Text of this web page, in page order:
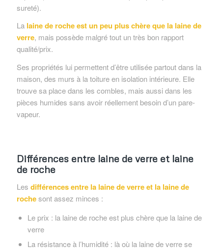
sureté).
La laine de roche est un peu plus chère que la laine de
verre, mais possède malgré tout un très bon rapport
qualité/prix.
Ses propriétés lui permettent d’être utilisée partout dans la
maison, des murs à la toiture en isolation intérieure. Elle
trouve sa place dans les combles, mais aussi dans les
pièces humides sans avoir réellement besoin d’un pare-
vapeur.
Différences entre laine de verre et laine
de roche
Les différences entre la laine de verre et la laine de
rochesont assez minces :
Le prix : la laine de roche est plus chère que la laine de
verre
La résistance à l’humidité : là où la laine de verre se